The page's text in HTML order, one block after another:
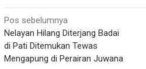
Navigasi
pos
Pos sebelumnya
Nelayan Hilang Diterjang Badai
di Pati Ditemukan Tewas
Mengapung di Perairan Juwana